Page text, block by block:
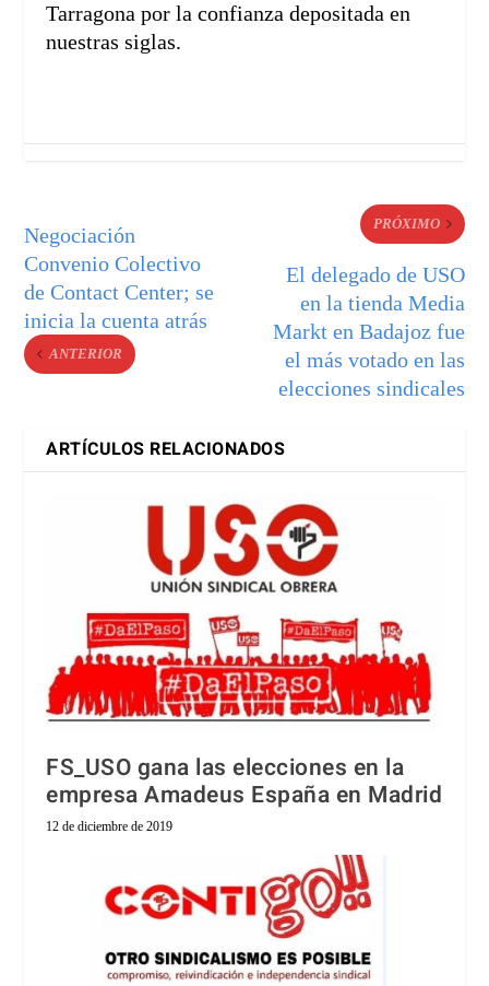
Tarragona por la confianza depositada en
nuestras siglas.
Negociación
Convenio Colectivo
de Contact Center; se
inicia la cuenta atrás
ANTERIOR
PRÓXIMO
El delegado de USO
en la tienda Media
Markt en Badajoz fue
el más votado en las
elecciones sindicales
ARTÍCULOS RELACIONADOS
FS_USO gana las elecciones en la
empresa Amadeus España en Madrid
12 de diciembre de 2019